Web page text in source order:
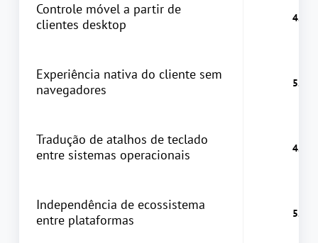
Controle móvel a partir de
clientes desktop
Experiência nativa do cliente sem
navegadores
Tradução de atalhos de teclado
entre sistemas operacionais
Independência de ecossistema
entre plataformas